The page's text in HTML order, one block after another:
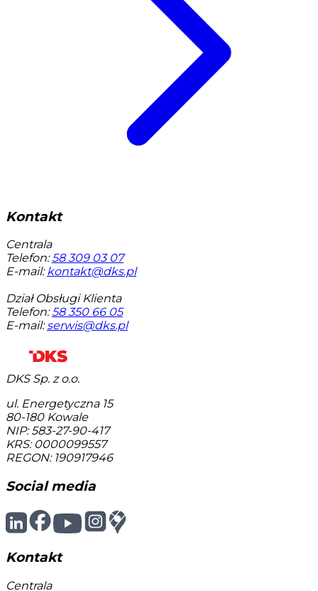
Kontakt
Centrala
Telefon: 58 309 03 07
E-mail: kontakt@dks.pl
Dział Obsługi Klienta
Telefon: 58 350 66 05
E-mail: serwis@dks.pl
DKS Sp. z o.o.
ul. Energetyczna 15
80-180 Kowale
NIP: 583-27-90-417
KRS: 0000099557
REGON: 190917946
Social media
Kontakt
Centrala